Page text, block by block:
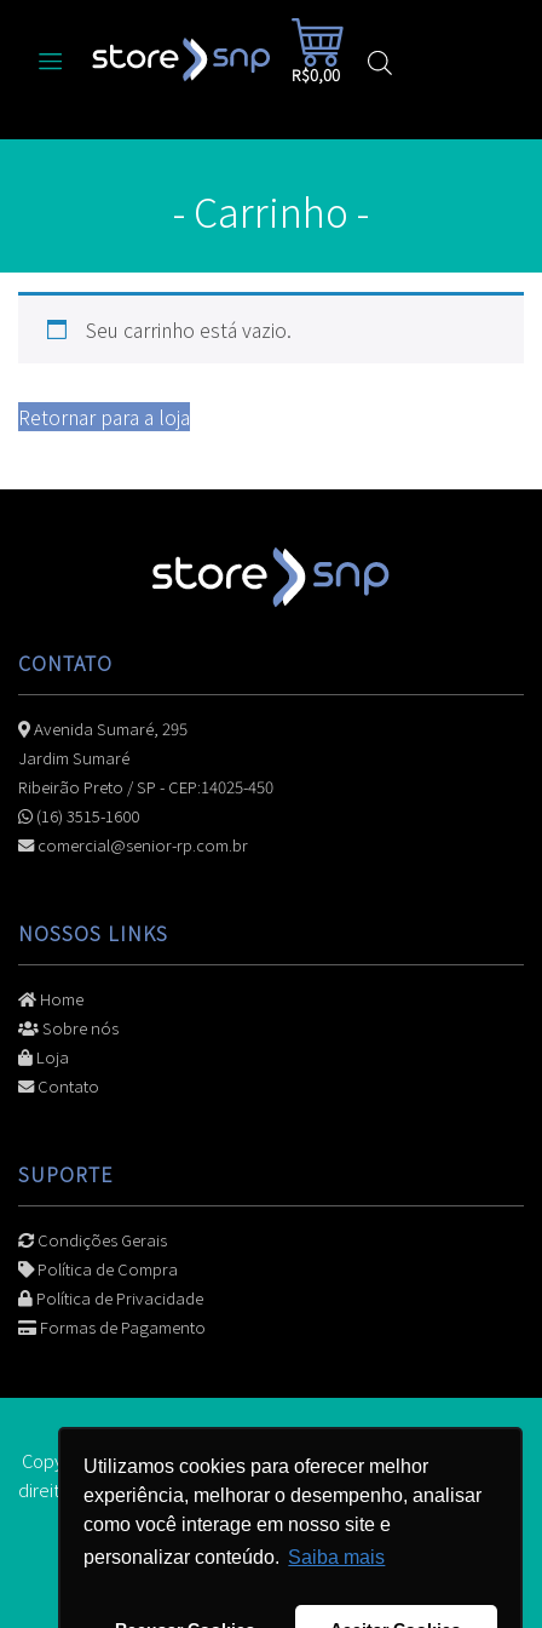
Utilizamos cookies para oferecer melhor
experiência, melhorar o desempenho, analisar
como você interage em nosso site e
personalizar conteúdo. Saiba mais
R$0,00
- Carrinho -
Seu carrinho está vazio.
Retornar para a loja
CONTATO
Avenida Sumaré, 295
Jardim Sumaré
Ribeirão Preto / SP - CEP:14025-450
(16) 3515-1600
comercial@senior-rp.com.br
NOSSOS LINKS
Home
Sobre nós
Loja
Contato
SUPORTE
Condições Gerais
Política de Compra
Política de Privacidade
Formas de Pagamento
Copyright © 2006 - 2026 | Senior Noroeste Paulista todos os
direitos reservados..